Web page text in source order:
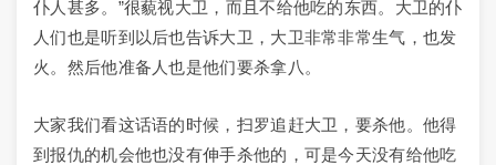
仆人甚多。”很藐视大卫，而且不给他吃的东西。大卫的仆
人们也是听到以后也告诉大卫，大卫非常非常生气，也发
火。然后他准备人也是他们要杀拿八。
大家我们看这话语的时候，扫罗追赶大卫，要杀他。他得
到报仇的机会他也没有伸手杀他的，可是今天没有给他吃